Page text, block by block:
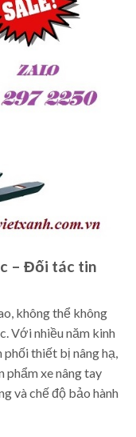
– Đối tác tin
không thể không
Với nhiều năm kinh
phối thiết bị nâng hạ,
phẩm xe nâng tay
và chế độ bảo hành